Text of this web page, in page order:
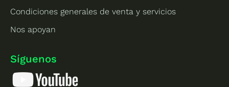
Condiciones generales de venta y servicios
Nos apoyan
Síguenos